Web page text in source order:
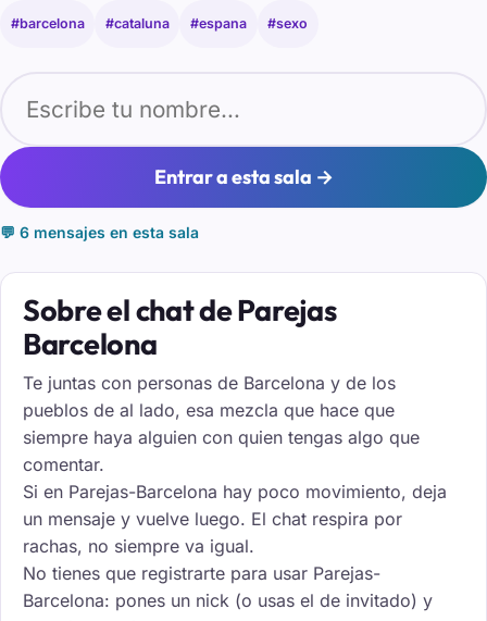
#barcelona #cataluna #espana #sexo
Entrar a esta sala →
💬 6 mensajes en esta sala
Sobre el chat de Parejas
Barcelona
Te juntas con personas de Barcelona y de los
pueblos de al lado, esa mezcla que hace que
siempre haya alguien con quien tengas algo que
comentar.
Si en Parejas-Barcelona hay poco movimiento, deja
un mensaje y vuelve luego. El chat respira por
rachas, no siempre va igual.
No tienes que registrarte para usar Parejas-
Barcelona: pones un nick (o usas el de invitado) y